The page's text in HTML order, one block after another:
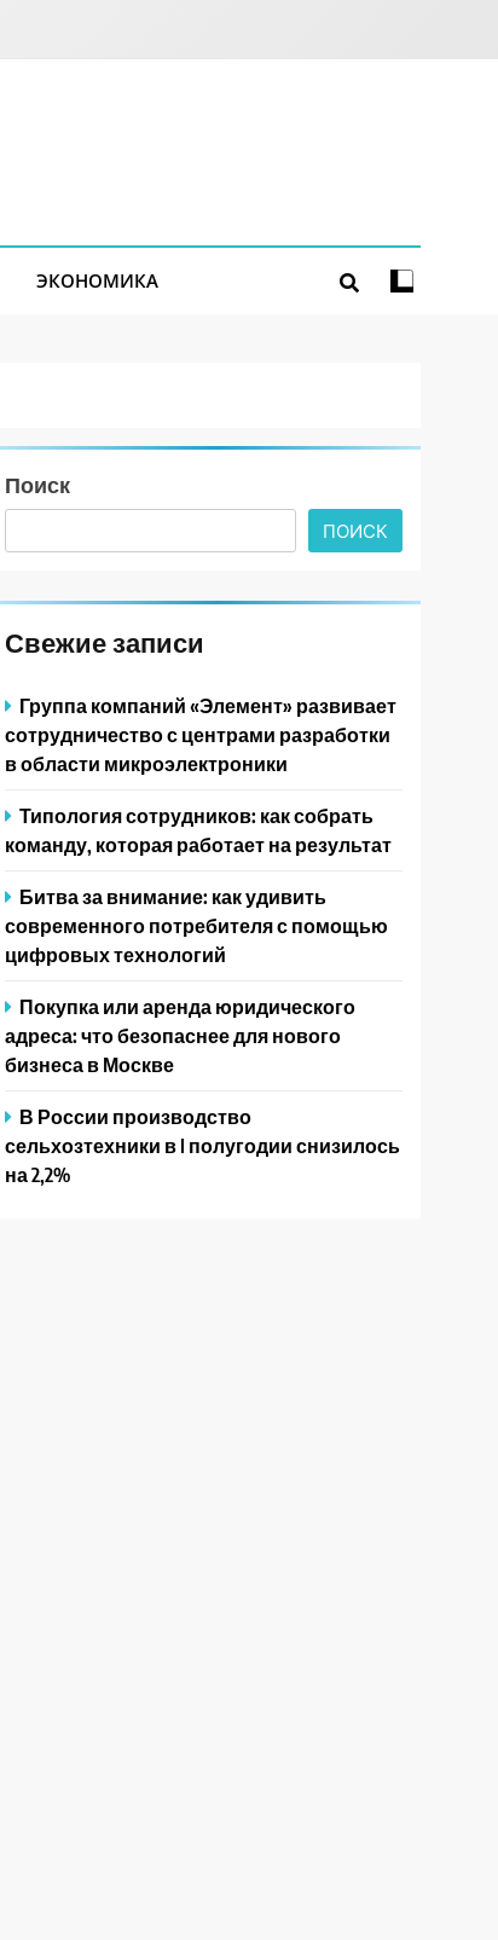
ЭКОНОМИКА
Поиск
ПОИСК
Свежие записи
Группа компаний «Элемент» развивает
сотрудничество с центрами разработки
в области микроэлектроники
Типология сотрудников: как собрать
команду, которая работает на результат
Битва за внимание: как удивить
современного потребителя с помощью
цифровых технологий
Покупка или аренда юридического
адреса: что безопаснее для нового
бизнеса в Москве
В России производство
сельхозтехники в I полугодии снизилось
на 2,2%